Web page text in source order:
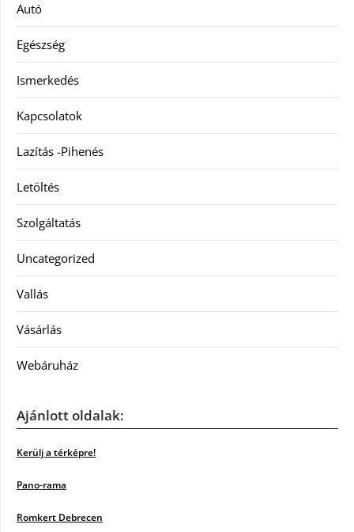
Autó
Egészség
Ismerkedés
Kapcsolatok
Lazítás -Pihenés
Letöltés
Szolgáltatás
Uncategorized
Vallás
Vásárlás
Webáruház
Ajánlott oldalak:
Kerülj a térképre!
Pano-rama
Romkert Debrecen